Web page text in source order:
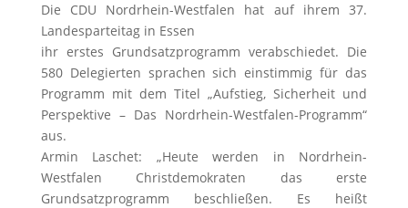
Die CDU Nordrhein-Westfalen hat auf ihrem 37.
Landesparteitag in Essen
ihr erstes Grundsatzprogramm verabschiedet. Die
580 Delegierten sprachen sich einstimmig für das
Programm mit dem Titel „Aufstieg, Sicherheit und
Perspektive – Das Nordrhein-Westfalen-Programm“
aus.
Armin Laschet: „Heute werden in Nordrhein-
Westfalen Christdemokraten das erste
Grundsatzprogramm beschließen. Es heißt